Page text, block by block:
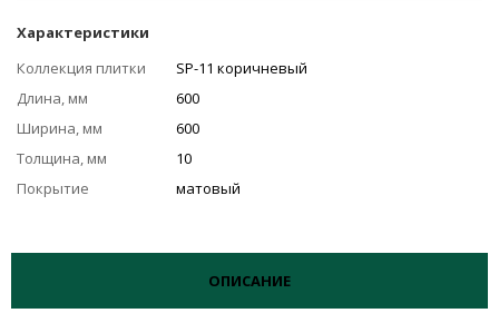
Характеристики
Коллекция плитки
SP-11 коричневый
Длина, мм
600
Ширина, мм
600
Толщина, мм
10
Покрытие
матовый
ОПИСАНИЕ